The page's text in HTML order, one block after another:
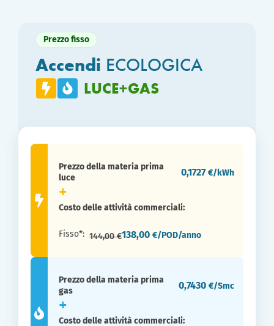
Prezzo fisso
Accendi ECOLOGICA
LUCE+GAS
Prezzo della materia prima
luce
0,1727 €/kWh
Costo delle attività commerciali:
Fisso*: 144,00 €138,00 €/POD/anno
Prezzo della materia prima
gas
0,7430 €/Smc
Costo delle attività commerciali: